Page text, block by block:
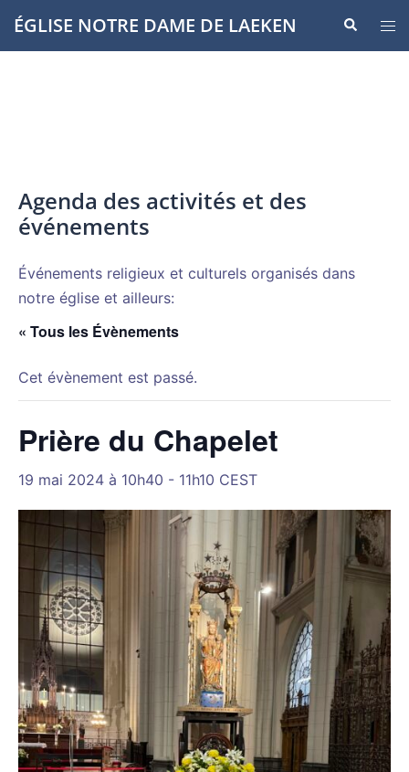
Aller
auÉGLISE NOTRE DAME DE LAEKEN
le
Agenda des activités et des
événements
Événements religieux et culturels organisés dans
notre église et ailleurs:
« Tous les Évènements
Cet évènement est passé.
Prière du Chapelet
19 mai 2024 à 10h40 - 11h10 CEST